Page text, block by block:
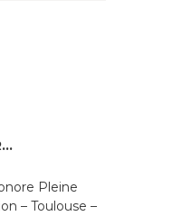
Pleine
– Toulouse –